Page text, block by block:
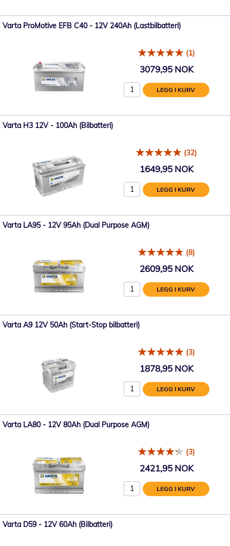
Varta ProMotive EFB C40 - 12V 240Ah (Lastbilbatteri)
(1)
3079,95 NOK
LEGG I KURV
Varta H3 12V - 100Ah (Bilbatteri)
(32)
1649,95 NOK
LEGG I KURV
Varta LA95 - 12V 95Ah (Dual Purpose AGM)
(8)
2609,95 NOK
LEGG I KURV
Varta A9 12V 50Ah (Start-Stop bilbatteri)
(3)
1878,95 NOK
LEGG I KURV
Varta LA80 - 12V 80Ah (Dual Purpose AGM)
(3)
2421,95 NOK
LEGG I KURV
Varta D59 - 12V 60Ah (Bilbatteri)